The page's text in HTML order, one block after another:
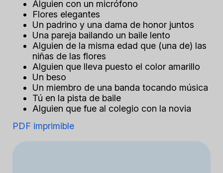
Alguien con un micrófono
Flores elegantes
Un padrino y una dama de honor juntos
Una pareja bailando un baile lento
Alguien de la misma edad que (una de) las
niñas de las flores
Alguien que lleva puesto el color amarillo
Un beso
Un miembro de una banda tocando música
Tú en la pista de baile
Alguien que fue al colegio con la novia
PDF imprimible